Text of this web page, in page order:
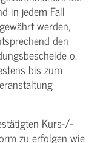
in jedem Fall
werden,
den
o.
bis zum
Kurs-/­
zu erfolgen wie